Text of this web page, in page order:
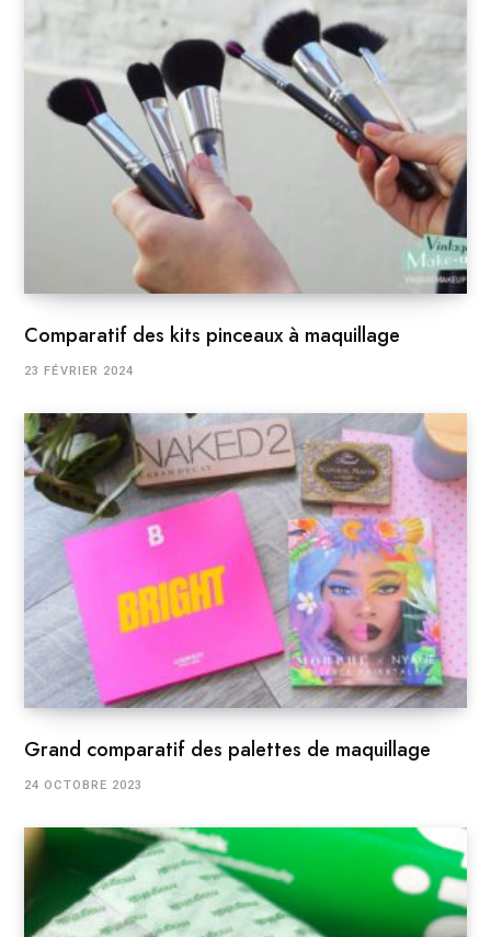
Comparatif des kits pinceaux à maquillage
23 FÉVRIER 2024
Grand comparatif des palettes de maquillage
24 OCTOBRE 2023